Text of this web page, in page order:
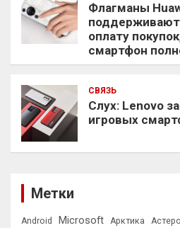
Флагманы
оплату
смартфон
СВЯЗЬ
Слух: Lenovo
игровых
Метки
Android Microsoft Арктика